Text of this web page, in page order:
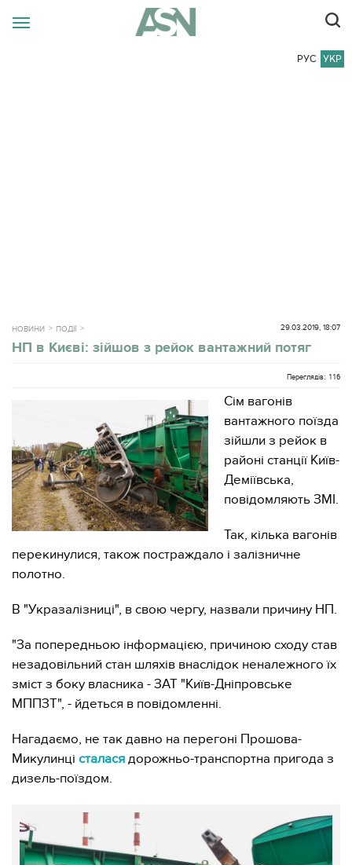
РУС УКР
НОВИНИ ПОДІЇ 29.03.2019, 18:07
НП в Києві: зійшов з рейок вантажний потяг
Переглядів: 116
Сім вагонів
вантажного поїзда
зійшли з рейок в
районі станції Київ-
Деміївська,
повідомляють ЗМІ.
Так, кілька вагонів
перекинулися, також постраждало і залізничне
полотно.
В "Укразалізниці", в свою чергу, назвали причину НП.
"За попередньою інформацією, причиною сходу став
незадовільний стан шляхів внаслідок неналежного їх
зміст з боку власника - ЗАТ "Київ-Дніпровське
МППЗТ", - йдеться в повідомленні.
Нагадаємо, не так давно на перегоні Прошова-
Микулинці сталася дорожньо-транспортна пригода з
дизель-поїздом.